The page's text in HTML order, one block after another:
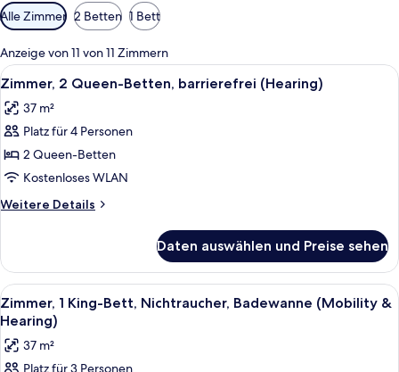
Verfügbare
Filter
für
Zimmer
Alle Zimmer 2 Betten 1 Bett
Anzeige von 11 von 11 Zimmern
Alle
Fotos
für
Zimmer,
2 Queen-
Betten,
barrierefrei
(Hearing)
Zimmer, 2 Queen-Betten,
6
Zimmer, 2 Queen-Betten, barrierefrei (Hearing)
37 m²
Platz für 4 Personen
2 Queen-Betten
Kostenloses WLAN
Weitere Details
Weitere
2 Queen-
Betten,
barrierefrei
(Hearing)
Daten auswählen und Preise sehen
Alle
Fotos
für
Zimmer,
Ein Hotelzimmer mit
8
Zimmer, 1 King-Bett, Nichtraucher, Badewanne (Mobility &
Hearing)
37 m²
Platz für 3 Personen